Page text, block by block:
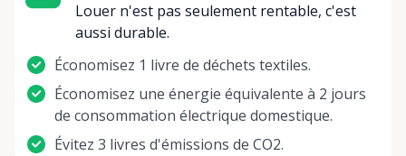
Louer n'est pas seulement rentable, c'est
aussi durable.
Économisez 1 livre de déchets textiles.
Économisez une énergie équivalente à 2 jours
de consommation électrique domestique.
Évitez 3 livres d'émissions de CO2.